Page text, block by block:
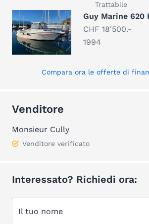
Trattabile
Guy Marine 620
CHF 18'500.-
1994
Compara ora le offerte di
Venditore
Monsieur Cully
Venditore verificato
Interessato? Richiedi ora:
Il tuo nome